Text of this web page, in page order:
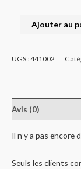
Ajouter au
UGS :441002
Avis (0)
Il n’y a pas encore
Seuls les clients